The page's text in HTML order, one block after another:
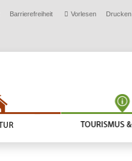
Barrierefreiheit Vorlesen Drucken